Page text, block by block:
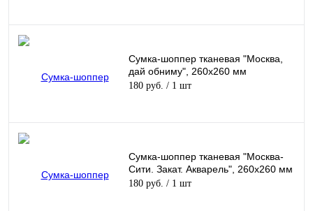
Сумка-шоппер тканевая "Москва,
дай обниму", 260х260 мм
180 руб. / 1 шт
Сумка-шоппер тканевая "Москва-
Сити. Закат. Акварель", 260х260 мм
180 руб. / 1 шт